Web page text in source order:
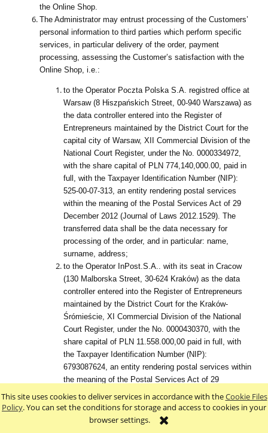
This site uses cookies to deliver services in accordance with theCookie Files
Policy. You can set the conditions for storage and access to cookies in your
browser settings.
the Online Shop.
The Administrator may entrust processing of the Customers’
personal information to third parties which perform specific
services, in particular delivery of the order, payment
processing, assessing the Customer’s satisfaction with the
Online Shop, i.e.:
to the Operator Poczta Polska S.A. registred office at
Warsaw (8 Hiszpańskich Street, 00-940 Warszawa) as
the data controller entered into the Register of
Entrepreneurs maintained by the District Court for the
capital city of Warsaw, XII Commercial Division of the
National Court Register, under the No. 0000334972,
with the share capital of PLN 774,140,000.00, paid in
full, with the Taxpayer Identification Number (NIP):
525-00-07-313, an entity rendering postal services
within the meaning of the Postal Services Act of 29
December 2012 (Journal of Laws 2012.1529). The
transferred data shall be the data necessary for
processing of the order, and in particular: name,
surname, address;
to the Operator InPost.S.A.. with its seat in Cracow
(130 Malborska Street, 30-624 Kraków) as the data
controller entered into the Register of Entrepreneurs
maintained by the District Court for the Kraków-
Śrómieście, XI Commercial Division of the National
Court Register, under the No. 0000430370, with the
share capital of PLN 11.558.000,00 paid in full, with
the Taxpayer Identification Number (NIP):
6793087624, an entity rendering postal services within
the meaning of the Postal Services Act of 29
December 2012 (Journal of Laws 2012.1529). The
transferred data shall be the data necessary for
processing of the order, and in particular: name,